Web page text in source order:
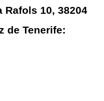
Rafols 10, 38204
de Tenerife: